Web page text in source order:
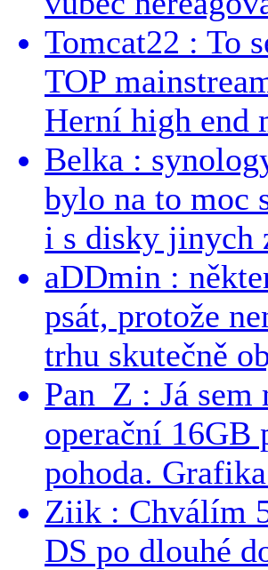
Tomcat22 : To
TOP
Herní high end
Belka :
bylo na to moc
i s disky jinych
aDDmin :
psát, protože
trhu skutečně
Pan_Z : Já
operační 16GB
pohoda.
Ziik : Chválím
DS po dlouhé